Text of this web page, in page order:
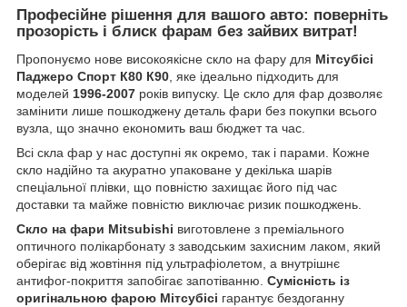
Професійне рішення для вашого авто: поверніть
прозорість і блиск фарам без зайвих витрат!
Пропонуємо нове високоякісне скло на фару для Мітсубісі
Паджеро Спорт К80 К90, яке ідеально підходить для
моделей 1996-2007 років випуску. Це скло для фар дозволяє
замінити лише пошкоджену деталь фари без покупки всього
вузла, що значно економить ваш бюджет та час.
Всі скла фар у нас доступні як окремо, так і парами. Кожне
скло надійно та акуратно упаковане у декілька шарів
спеціальної плівки, що повністю захищає його під час
доставки та майже повністю виключає ризик пошкоджень.
Скло на фари Mitsubishi виготовлене з преміального
оптичного полікарбонату з заводським захисним лаком, який
оберігає від жовтіння під ультрафіолетом, а внутрішнє
антифог-покриття запобігає запотіванню. Сумісність із
оригінальною фарою Мітсубісі гарантує бездоганну